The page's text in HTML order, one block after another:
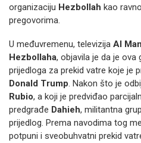
organizaciju Hezbollah kao
pregovorima.
U međuvremenu, televizija Al
Hezbollaha, objavila je da je ova
prijedloga za prekid vatre koje je
Donald Trump. Nakon što je
Rubio, a koji je predviđao
predgrađe Dahieh, militantna
prijedlog. Prema navodima tog
potpuni i sveobuhvatni prekid